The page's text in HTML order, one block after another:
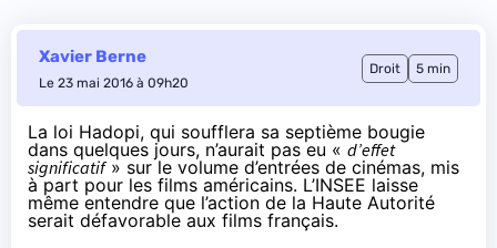
Xavier Berne
Le 23 mai 2016 à 09h20
Droit 5 min
La loi Hadopi, qui soufflera sa septième bougie
dans quelques jours, n’aurait pas eu « d’effet
significatif» sur le volume d’entrées de cinémas, mis
à part pour les films américains. L’INSEE laisse
même entendre que l’action de la Haute Autorité
serait défavorable aux films français.